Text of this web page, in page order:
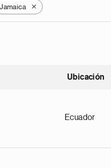
Jamaica X
Ubicación
Ecuador